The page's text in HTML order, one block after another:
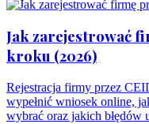
Jak zarejestrować
kroku (2026)
Rejestracja firmy przez
wypełnić wniosek online,
wybrać oraz jakich błędów